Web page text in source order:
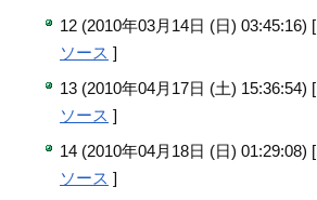
12 (2010年03月14日 (日) 03:45:16) [
ソース ]
13 (2010年04月17日 (土) 15:36:54) [
ソース ]
14 (2010年04月18日 (日) 01:29:08) [
ソース ]